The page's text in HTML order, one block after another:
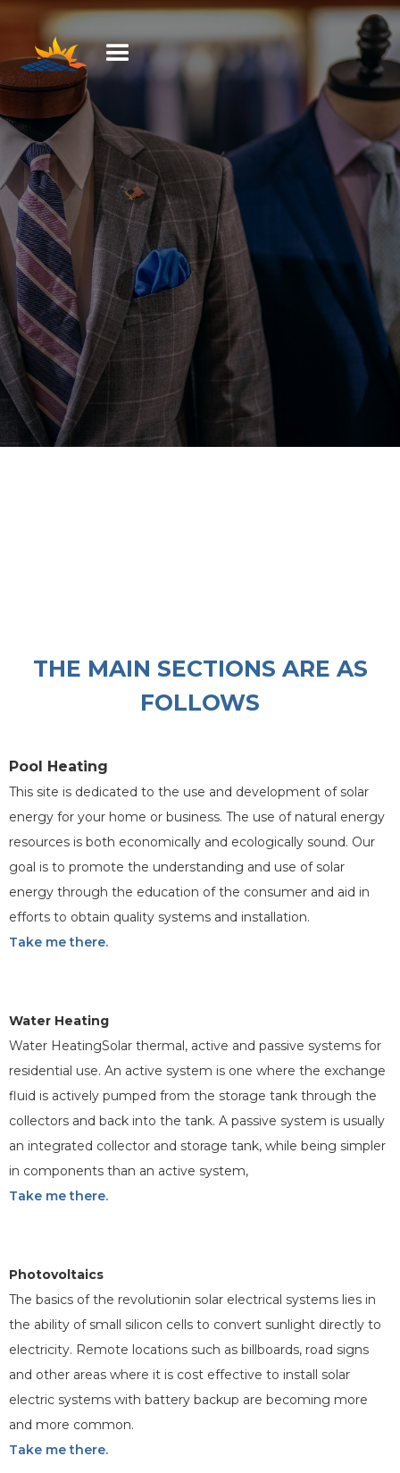
THE MAIN SECTIONS ARE AS
FOLLOWS
Pool Heating
This site is dedicated to the use and development of solar
energy for your home or business. The use of natural energy
resources is both economically and ecologically sound. Our
goal is to promote the understanding and use of solar
energy through the education of the consumer and aid in
efforts to obtain quality systems and installation.
Take me there.
Water Heating
Water HeatingSolar thermal, active and passive systems for
residential use. An active system is one where the exchange
fluid is actively pumped from the storage tank through the
collectors and back into the tank. A passive system is usually
an integrated collector and storage tank, while being simpler
in components than an active system,
Take me there.
Photovoltaics
The basics of the revolutionin solar electrical systems lies in
the ability of small silicon cells to convert sunlight directly to
electricity. Remote locations such as billboards, road signs
and other areas where it is cost effective to install solar
electric systems with battery backup are becoming more
and more common.
Take me there.